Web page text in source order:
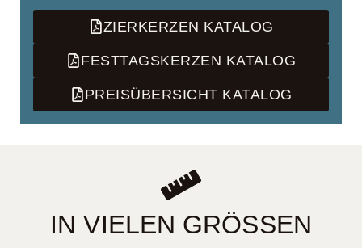
ZIERKERZEN KATALOG
FESTTAGSKERZEN KATALOG
PREISÜBERSICHT KATALOG
IN VIELEN GRÖSSEN